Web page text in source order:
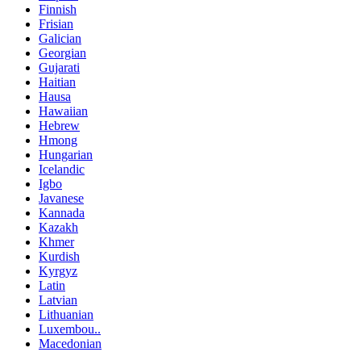
Finnish
Frisian
Galician
Georgian
Gujarati
Haitian
Hausa
Hawaiian
Hebrew
Hmong
Hungarian
Icelandic
Igbo
Javanese
Kannada
Kazakh
Khmer
Kurdish
Kyrgyz
Latin
Latvian
Lithuanian
Luxembou..
Macedonian